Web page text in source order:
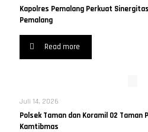
Kapolres Pemalang Perkuat
Pemalang
Read more
Juli 14, 2026
Polsek Taman dan Koramil 02
Kamtibmas